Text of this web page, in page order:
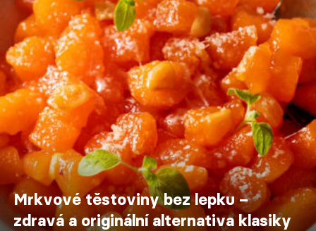
Mrkvové těstoviny bez lepku –
zdravá a originální alternativa klasiky